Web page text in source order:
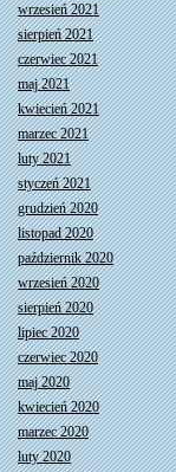
wrzesień 2021
sierpień 2021
czerwiec 2021
maj 2021
kwiecień 2021
marzec 2021
luty 2021
styczeń 2021
grudzień 2020
listopad 2020
październik 2020
wrzesień 2020
sierpień 2020
lipiec 2020
czerwiec 2020
maj 2020
kwiecień 2020
marzec 2020
luty 2020